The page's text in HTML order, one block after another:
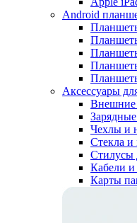
Android
Аксессуары
Внешние
Чехлы и
Стекла и
Стилусы
Кабели и
Карты